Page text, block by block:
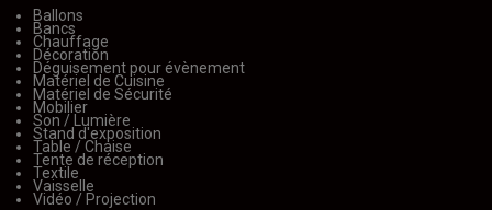
Ballons
Bancs
Chauffage
Décoration
Déguisement pour évènement
Matériel de Cuisine
Matériel de Sécurité
Mobilier
Son / Lumière
Stand d'exposition
Table / Chaise
Tente de réception
Textile
Vaisselle
Vidéo / Projection